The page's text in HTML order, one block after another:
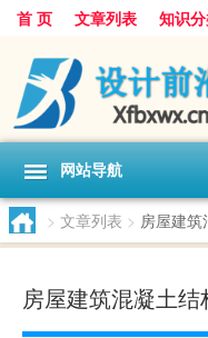
首 页 文章列表 知识
网站导航
> 文章列表 > 房屋建
房屋建筑混凝土